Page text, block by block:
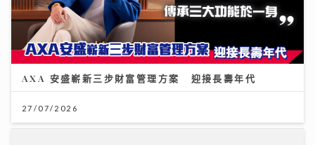
AXA 安盛嶄新三步財富管理方案 迎接長壽年代
27/07/2026